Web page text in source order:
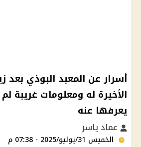
أسرار عن المعبد البوذي بعد
الأخيرة له ومعلومات غريبة
يعرفها عنه
عماد ياسر
الخميس 31/يوليو/2025 - 07:38 م